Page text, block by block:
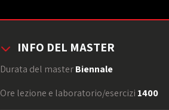
INFO DEL MASTER
Durata del masterBiennale
Ore lezione e laboratorio/esercizi 1400